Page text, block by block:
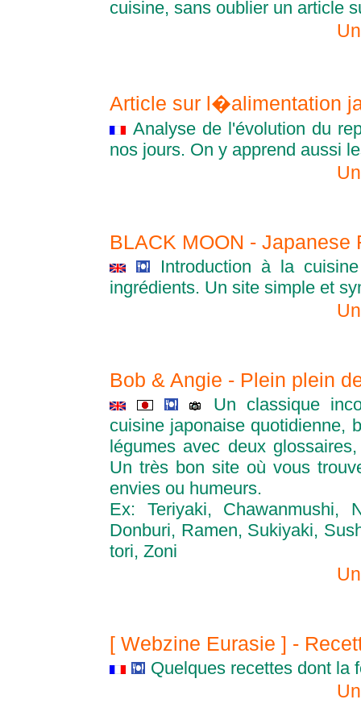
cuisine, sans oublier un article
Article sur l�alimentation
Analyse de l'évolution du
nos jours. On y apprend aussi
BLACK MOON -
Introduction à la
ingrédients. Un site simple et
Bob & Angie - Plein plein
Un classique
cuisine japonaise quotidienne,
légumes avec deux
Un très bon site où vous
envies ou humeurs.
Ex: Teriyaki, Chawanmushi,
Donburi, Ramen, Sukiyaki,
tori, Zoni
[ Webzine Eurasie ] -
Quelques recettes dont la